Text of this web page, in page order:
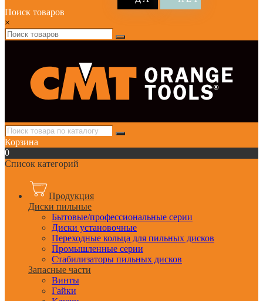
Поиск товаров
×
Корзина
0
Список категорий
Продукция
Диски пильные
Бытовые/профессиональные серии
Диски установочные
Переходные кольца для пильных дисков
Промышленные серии
Стабилизаторы пильных дисков
Запасные части
Винты
Гайки